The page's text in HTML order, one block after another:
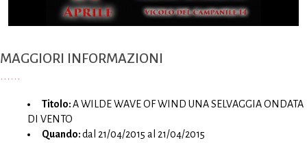
MAGGIORI INFORMAZIONI
Titolo:A WILDE WAVE OF WIND UNA SELVAGGIA ONDATA
DI VENTO
Quando:dal 21/04/2015 al 21/04/2015